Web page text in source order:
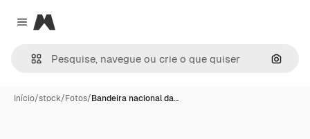
Close menu
Magnific
Início/stock/Fotos/Bandeira nacional da…